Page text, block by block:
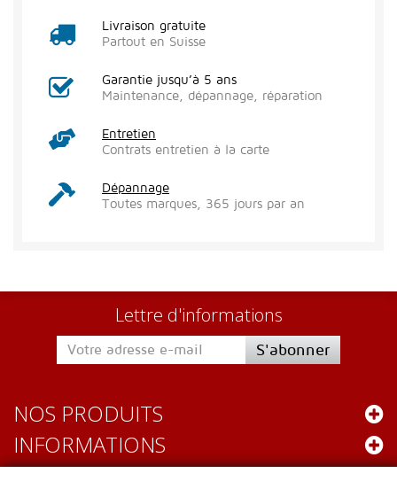
Livraison gratuite
Partout en Suisse
Garantie jusqu’à 5 ans
Maintenance, dépannage, réparation
Entretien
Contrats entretien à la carte
Dépannage
Toutes marques, 365 jours par an
Lettre d'informations
S'abonner
NOS PRODUITS
INFORMATIONS